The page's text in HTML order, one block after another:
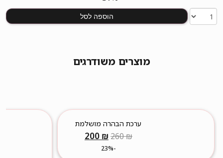
היה:
720 ₪.
499 ₪.
הוספה לסל
מוצרים משודרגים
ערכת הבהרה מושלמת
260₪
המחיר
המקורי
200 ₪
-23%